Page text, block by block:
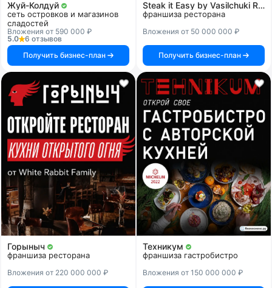
Жуй-Колдуй
сеть островков и магазинов
сладостей
Вложения от 590 000 ₽
5.0
6 отзывов
Получить бизнес-план
Steak it Easy by Vasilchuki Restaurant Group
франшиза ресторана
Вложения от 50 000 000 ₽
Получить бизнес-план
Горыныч
франшиза ресторана
Вложения от 220 000 000 ₽
Техникум
франшиза гастробистро
Вложения от 150 000 000 ₽